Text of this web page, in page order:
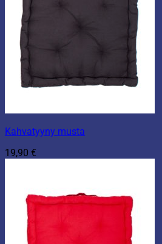
Kahvatyyny musta
19,90 €